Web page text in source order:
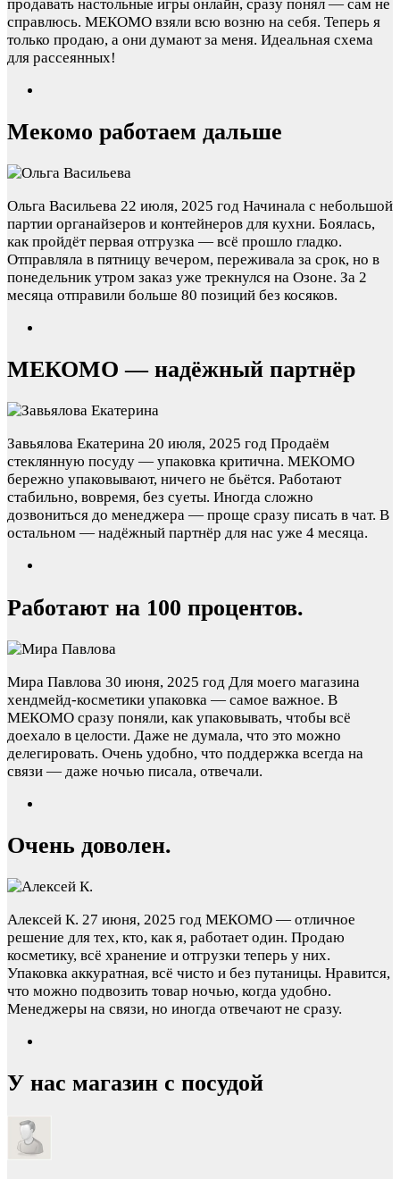
продавать настольные игры онлайн, сразу понял — сам не
справлюсь. МЕКОМО взяли всю возню на себя. Теперь я
только продаю, а они думают за меня. Идеальная схема
для рассеянных!
Мекомо работаем дальше
Ольга Васильева 22 июля, 2025 год Начинала с небольшой
партии органайзеров и контейнеров для кухни. Боялась,
как пройдёт первая отгрузка — всё прошло гладко.
Отправляла в пятницу вечером, переживала за срок, но в
понедельник утром заказ уже трекнулся на Озоне. За 2
месяца отправили больше 80 позиций без косяков.
МЕКОМО — надёжный партнёр
Завьялова Екатерина 20 июля, 2025 год Продаём
стеклянную посуду — упаковка критична. МЕКОМО
бережно упаковывают, ничего не бьётся. Работают
стабильно, вовремя, без суеты. Иногда сложно
дозвониться до менеджера — проще сразу писать в чат. В
остальном — надёжный партнёр для нас уже 4 месяца.
Работают на 100 процентов.
Мира Павлова 30 июня, 2025 год Для моего магазина
хендмейд-косметики упаковка — самое важное. В
МЕКОМО сразу поняли, как упаковывать, чтобы всё
доехало в целости. Даже не думала, что это можно
делегировать. Очень удобно, что поддержка всегда на
связи — даже ночью писала, отвечали.
Очень доволен.
Алексей К. 27 июня, 2025 год МЕКОМО — отличное
решение для тех, кто, как я, работает один. Продаю
косметику, всё хранение и отгрузки теперь у них.
Упаковка аккуратная, всё чисто и без путаницы. Нравится,
что можно подвозить товар ночью, когда удобно.
Менеджеры на связи, но иногда отвечают не сразу.
У нас магазин с посудой